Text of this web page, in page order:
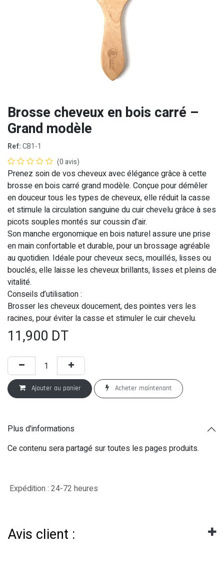
Brosse cheveux en bois carré –
Grand modèle
Ref:CB1-1
(0 avis)
Prenez soin de vos cheveux avec élégance grâce à cette
brosse en bois carré grand modèle. Conçue pour démêler
en douceur tous les types de cheveux, elle réduit la casse
et stimule la circulation sanguine du cuir chevelu grâce à ses
picots souples montés sur coussin d’air.
Son manche ergonomique en bois naturel assure une prise
en main confortable et durable, pour un brossage agréable
au quotidien. Idéale pour cheveux secs, mouillés, lisses ou
bouclés, elle laisse les cheveux brillants, lisses et pleins de
vitalité.
Conseils d’utilisation :
Brosser les cheveux doucement, des pointes vers les
racines, pour éviter la casse et stimuler le cuir chevelu.
11,900 DT
Ajouter au panier Acheter maintenant
Plus d'informations
Ce contenu sera partagé sur toutes les pages produits.
Expédition : 24-72 heures
Avis client :